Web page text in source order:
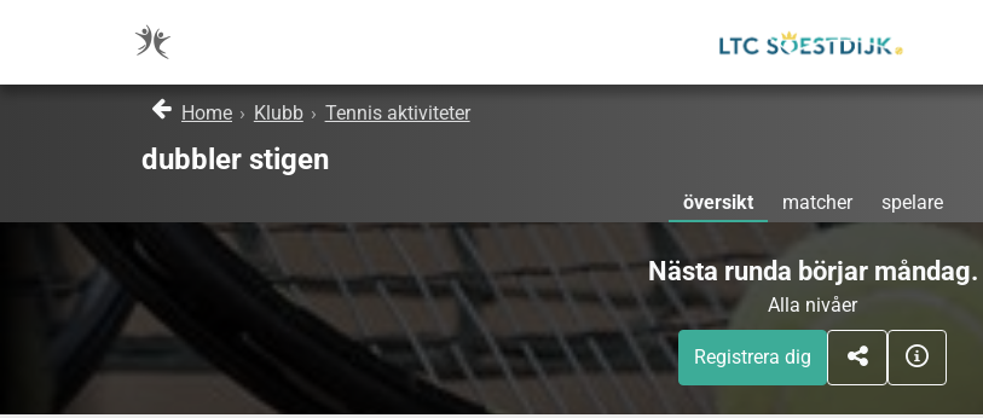
Home › Klubb › Tennis aktiviteter
dubbler stigen
översikt matcher spelare
Nästa runda börjar måndag.
Alla nivåer
Registrera dig